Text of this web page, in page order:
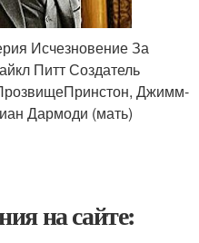
Исчезновение За
Питт Создатель
Джимм-
Дармоди (мать)
на сайте: